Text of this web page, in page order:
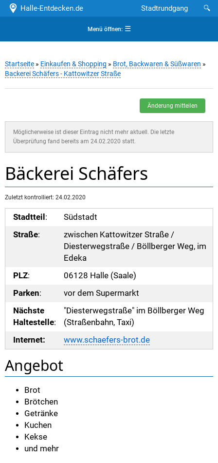
Halle-Entdecken.de 🔍
Stadtrundgang
Menü öffnen:☰
Startseite » Einkaufen & Shopping » Brot, Backwaren & Süßwaren »
Backerei Schäfers - Kattowitzer Straße
Änderung mitteilen
Möglicherweise ist dieser Eintrag nicht mehr aktuell. Die letzte
Überprüfung fand bereits am 24.02.2020 statt.
Bäckerei Schäfers
Zuletzt kontrolliert: 24.02.2020
Stadtteil :
Südstadt
Straße:
zwischen Kattowitzer Straße /
Diesterwegstraße / Böllberger Weg, im
Edeka
PLZ:
06128 Halle (Saale)
Parken:
vor dem Supermarkt
Nächste
Haltestelle:
"Diesterwegstraße" im Böllberger Weg
(Straßenbahn, Taxi)
Internet:
www.schaefers-brot.de
Angebot
Brot
Brötchen
Getränke
Kuchen
Kekse
und mehr